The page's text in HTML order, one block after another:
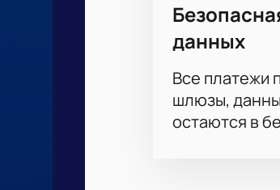
данных
Все платежи
шлюзы,
остаются в